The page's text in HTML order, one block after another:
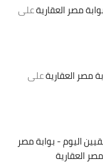
على
مصر العقاريةعلى
اليوم - بوابة مصر
العقارية